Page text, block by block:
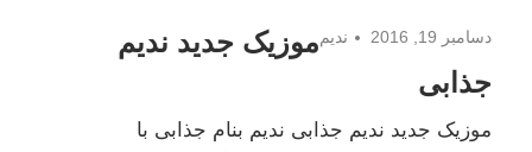
دسامبر 19, 2016 ندیمموزیک جدید ندیم
جذابی
موزیک جدید ندیم جذابی ندیم بنام جذابی با